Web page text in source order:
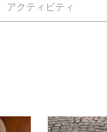
アクティビティ